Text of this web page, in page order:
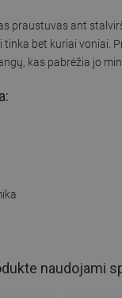
praustuvas ant
tinka bet kuriai voniai.
kas pabrėžia jo
naudojami